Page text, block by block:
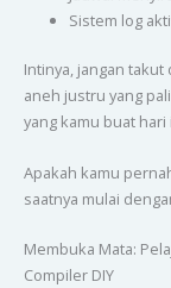
Sistem log
Intinya, jangan
aneh justru yang
yang kamu buat
Apakah kamu
saatnya mulai
Membuka Mata:
Compiler DIY